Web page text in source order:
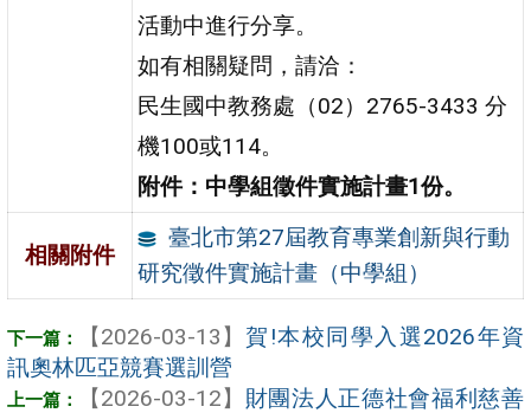
活動中進行分享。
如有相關疑問，請洽：
民生國中教務處（02）2765-3433 分
機100或114。
附件：中學組徵件實施計畫1份。
相關附件
臺北市第27屆教育專業創新與行動
研究徵件實施計畫（中學組）
【2026-03-13】 賀!本校同學入選2026年資
訊奧林匹亞競賽選訓營
【2026-03-12】 財團法人正德社會福利慈善